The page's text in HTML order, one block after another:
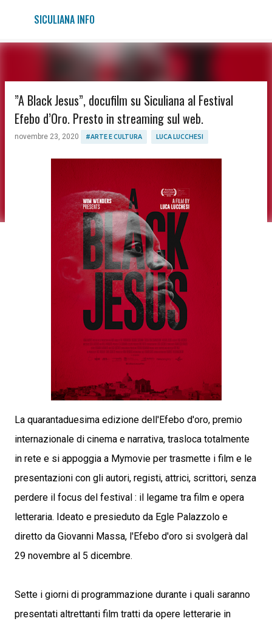
Passa ai contenuti principali
SICULIANA INFO
”A Black Jesus”, docufilm su Siculiana al Festival
Efebo d’Oro. Presto in streaming sul web.
novembre 23, 2020 #ARTE E CULTURA LUCA LUCCHESI
La quarantaduesima edizione dell'Efebo d'oro, premio
internazionale di cinema e narrativa, trasloca totalmente
in rete e si appoggia a Mymovie per trasmette i film e le
presentazioni con gli autori, registi, attrici, scrittori, senza
perdere il focus del festival : il legame tra film e opera
letteraria. Ideato e presieduto da Egle Palazzolo e
diretto da Giovanni Massa, l'Efebo d'oro si svolgerà dal
29 novembre al 5 dicembre.
Sette i giorni di programmazione durante i quali saranno
presentati altrettanti film tratti da opere letterarie in